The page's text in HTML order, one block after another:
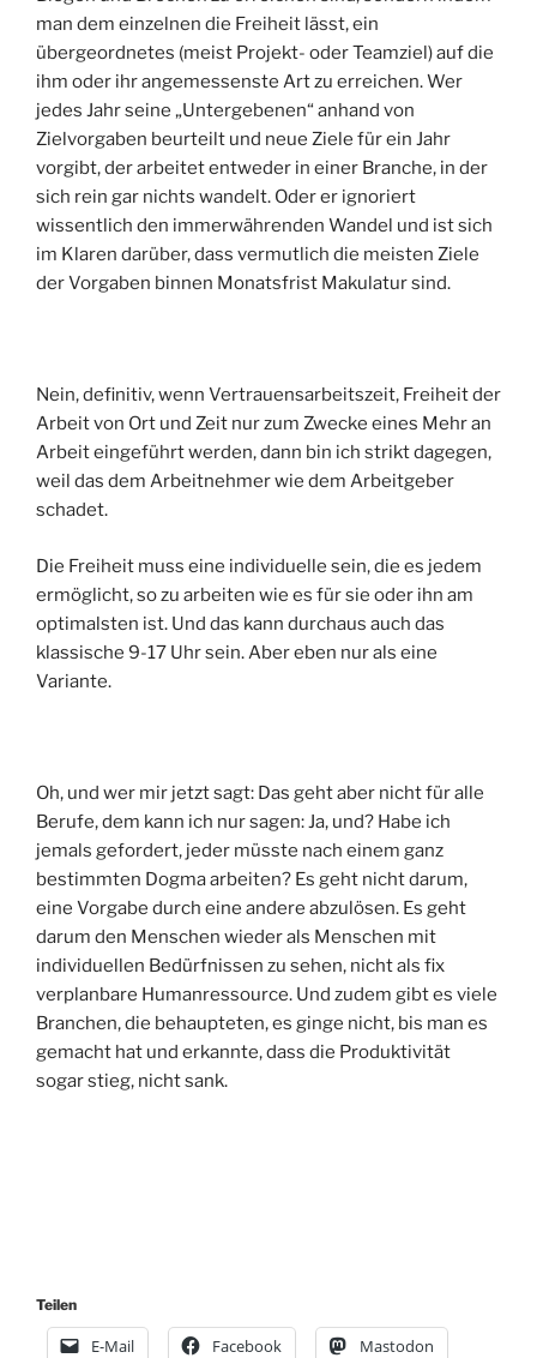
man dem einzelnen die Freiheit lässt, ein
übergeordnetes (meist Projekt- oder Teamziel) auf die
ihm oder ihr angemessenste Art zu erreichen. Wer
jedes Jahr seine „Untergebenen“ anhand von
Zielvorgaben beurteilt und neue Ziele für ein Jahr
vorgibt, der arbeitet entweder in einer Branche, in der
sich rein gar nichts wandelt. Oder er ignoriert
wissentlich den immerwährenden Wandel und ist sich
im Klaren darüber, dass vermutlich die meisten Ziele
der Vorgaben binnen Monatsfrist Makulatur sind.
Nein, definitiv, wenn Vertrauensarbeitszeit, Freiheit der
Arbeit von Ort und Zeit nur zum Zwecke eines Mehr an
Arbeit eingeführt werden, dann bin ich strikt dagegen,
weil das dem Arbeitnehmer wie dem Arbeitgeber
schadet.
Die Freiheit muss eine individuelle sein, die es jedem
ermöglicht, so zu arbeiten wie es für sie oder ihn am
optimalsten ist. Und das kann durchaus auch das
klassische 9-17 Uhr sein. Aber eben nur als eine
Variante.
Oh, und wer mir jetzt sagt: Das geht aber nicht für alle
Berufe, dem kann ich nur sagen: Ja, und? Habe ich
jemals gefordert, jeder müsste nach einem ganz
bestimmten Dogma arbeiten? Es geht nicht darum,
eine Vorgabe durch eine andere abzulösen. Es geht
darum den Menschen wieder als Menschen mit
individuellen Bedürfnissen zu sehen, nicht als fix
verplanbare Humanressource. Und zudem gibt es viele
Branchen, die behaupteten, es ginge nicht, bis man es
gemacht hat und erkannte, dass die Produktivität
sogar stieg, nicht sank.
Teilen
E-Mail Facebook Mastodon